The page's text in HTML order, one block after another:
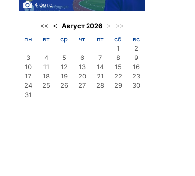
4 фото
<< < Август2026 > >>
пн вт ср чт пт сб
вс
1
2
3
4 5 6 7 8
9
10
11 12 13 14 15
16
17
18 19 20 21 22
23
24
25 26 27 28 29
30
31